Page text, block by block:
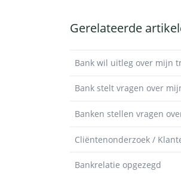
Gerelateerde
Bank wil uitleg over mijn
Bank stelt vragen over
Banken stellen vragen
Cliëntenonderzoek /
Bankrelatie opgezegd